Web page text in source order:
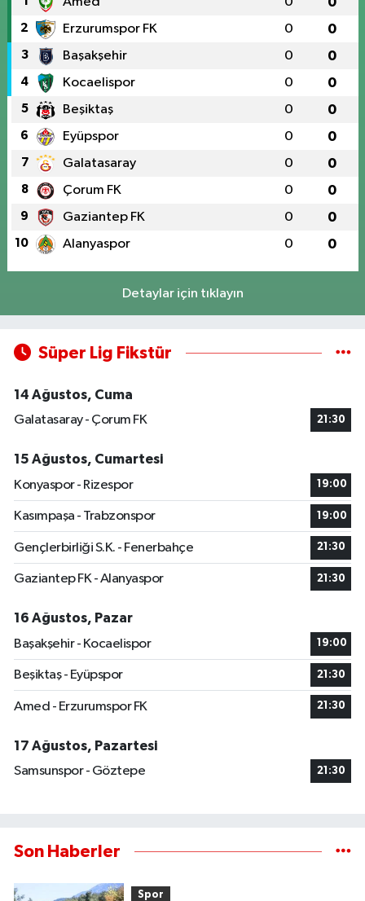
2 Erzurumspor FK 0 0
3 Başakşehir 0 0
4 Kocaelispor 0 0
5 Beşiktaş 0 0
6 Eyüpspor 0 0
7 Galatasaray 0 0
8 Çorum FK 0 0
9 Gaziantep FK 0 0
10 Alanyaspor 0 0
Detaylar için tıklayın
Süper Lig Fikstür
14 Ağustos, Cuma
Galatasaray - Çorum FK
21:30
15 Ağustos, Cumartesi
Konyaspor - Rizespor
19:00
Kasımpaşa - Trabzonspor 19:00
Gençlerbirliği S.K. - Fenerbahçe 21:30
Gaziantep FK - Alanyaspor 21:30
16 Ağustos, Pazar
Başakşehir - Kocaelispor
19:00
Beşiktaş - Eyüpspor 21:30
Amed - Erzurumspor FK 21:30
17 Ağustos, Pazartesi
Samsunspor - Göztepe
21:30
Son Haberler
Spor